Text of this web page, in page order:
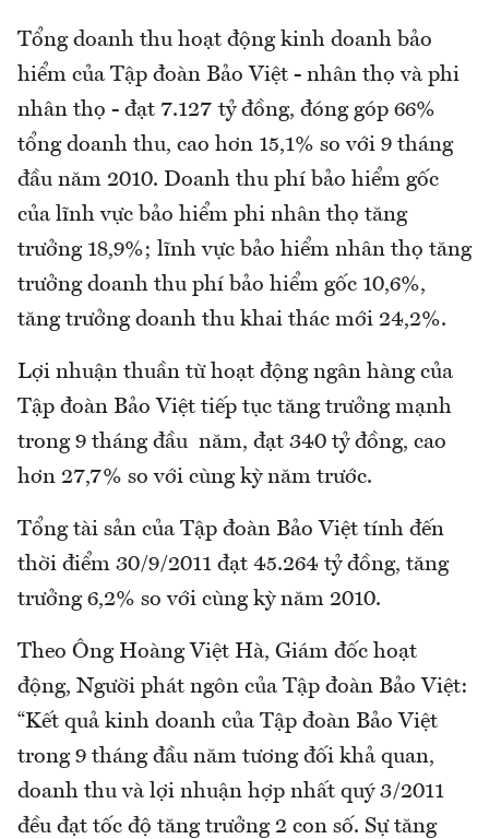
Tổng doanh thu hoạt động kinh doanh bảo
hiểm của Tập đoàn Bảo Việt - nhân thọ và phi
nhân thọ - đạt 7.127 tỷ đồng, đóng góp 66%
tổng doanh thu, cao hơn 15,1% so với 9 tháng
đầu năm 2010. Doanh thu phí bảo hiểm gốc
của lĩnh vực bảo hiểm phi nhân thọ tăng
trưởng 18,9%; lĩnh vực bảo hiểm nhân thọ tăng
trưởng doanh thu phí bảo hiểm gốc 10,6%,
tăng trưởng doanh thu khai thác mới 24,2%.
Lợi nhuận thuần từ hoạt động ngân hàng của
Tập đoàn Bảo Việt tiếp tục tăng trưởng mạnh
trong 9 tháng đầu năm, đạt 340 tỷ đồng, cao
hơn 27,7% so với cùng kỳ năm trước.
Tổng tài sản của Tập đoàn Bảo Việt tính đến
thời điểm 30/9/2011 đạt 45.264 tỷ đồng, tăng
trưởng 6,2% so với cùng kỳ năm 2010.
Theo Ông Hoàng Việt Hà, Giám đốc hoạt
động, Người phát ngôn của Tập đoàn Bảo Việt:
“Kết quả kinh doanh của Tập đoàn Bảo Việt
trong 9 tháng đầu năm tương đối khả quan,
doanh thu và lợi nhuận hợp nhất quý 3/2011
đều đạt tốc độ tăng trưởng 2 con số. Sự tăng